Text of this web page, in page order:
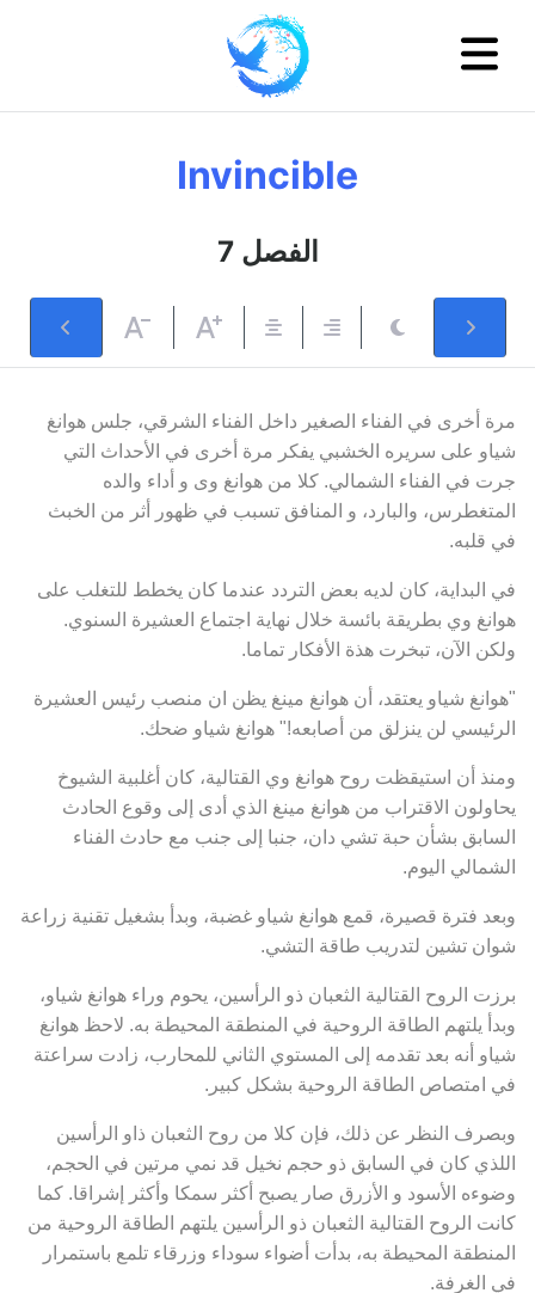
Invincible
7 الفصل
مرة أخرى في الفناء الصغير داخل الفناء الشرقي، جلس هوانغ
شياو على سريره الخشبي يفكر مرة أخرى في الأحداث التي
جرت في الفناء الشمالي. كلا من هوانغ وى و أداء والده
المتغطرس، والبارد، و المنافق تسبب في ظهور أثر من الخبث
في قلبه.
في البداية، كان لديه بعض التردد عندما كان يخطط للتغلب على
هوانغ وي بطريقة بائسة خلال نهاية اجتماع العشيرة السنوي.
ولكن الآن، تبخرت هذة الأفكار تماما.
"هوانغ شياو يعتقد، أن هوانغ مينغ يظن ان منصب رئيس العشيرة
الرئيسي لن ينزلق من أصابعه!" هوانغ شياو ضحك.
ومنذ أن استيقظت روح هوانغ وي القتالية، كان أغلبية الشيوخ
يحاولون الاقتراب من هوانغ مينغ الذي أدى إلى وقوع الحادث
السابق بشأن حبة تشي دان، جنبا إلى جنب مع حادث الفناء
الشمالي اليوم.
وبعد فترة قصيرة، قمع هوانغ شياو غضبة، وبدأ بشغيل تقنية زراعة
شوان تشين لتدريب طاقة التشي.
برزت الروح القتالية الثعبان ذو الرأسين، يحوم وراء هوانغ شياو،
وبدأ يلتهم الطاقة الروحية في المنطقة المحيطة به. لاحظ هوانغ
شياو أنه بعد تقدمه إلى المستوي الثاني للمحارب، زادت سراعتة
في امتصاص الطاقة الروحية بشكل كبير.
وبصرف النظر عن ذلك، فإن كلا من روح الثعبان ذاو الرأسين
اللذي كان في السابق ذو حجم نخيل قد نمي مرتين في الحجم،
وضوءه الأسود و الأزرق صار يصبح أكثر سمكا وأكثر إشراقا. كما
كانت الروح القتالية الثعبان ذو الرأسين يلتهم الطاقة الروحية من
المنطقة المحيطة به، بدأت أضواء سوداء وزرقاء تلمع باستمرار
في الغرفة.